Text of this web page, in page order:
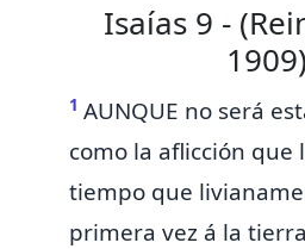
Isaías 9 -
1909)
1 AUNQUE no será
como la aflicción que
tiempo que
primera vez á la